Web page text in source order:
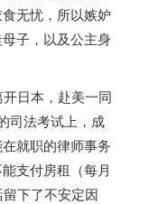
无忧，所以嫉妒
子，以及公主身
日本 ，赴美一同
司法考试上，成
就职的律师事务
支付房租（每月
下了不安定因